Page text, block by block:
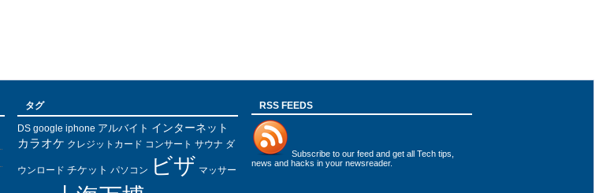
タグ
DS google iphone アルバイト インターネット
カラオケ クレジットカード コンサート サウナ ダ
ウンロード チケット パソコン ビザ マッサー
RSS FEEDS
Subscribe to our feed and get all Tech tips,
news and hacks in your newsreader.